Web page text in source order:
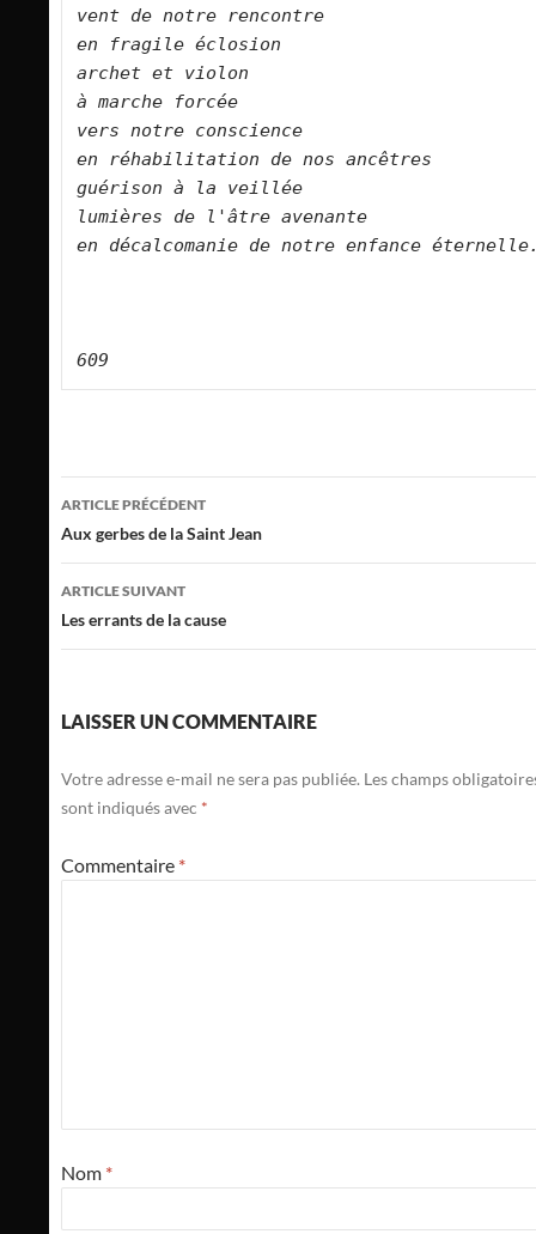
vent de notre rencontre
en fragile éclosion
archet et violon
à marche forcée
vers notre conscience
en réhabilitation de nos ancêtres
guérison à la veillée
lumières de l'âtre avenante
en décalcomanie de notre enfance
609
Navigation
des
articles
ARTICLE PRÉCÉDENT
Aux gerbes de la Saint Jean
ARTICLE SUIVANT
Les errants de la cause
LAISSER UN COMMENTAIRE
Votre adresse e-mail ne sera pas publiée. Les champs
sont indiqués avec *
Commentaire *
Nom *